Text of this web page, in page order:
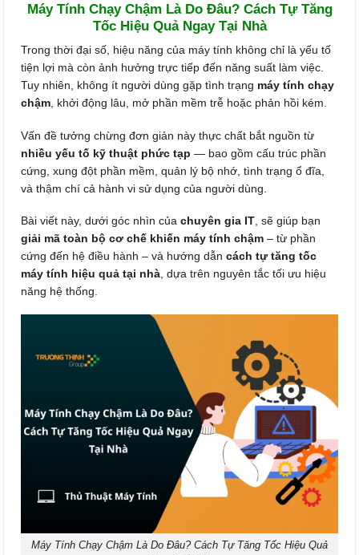
Máy Tính Chạy Chậm Là Do Đâu? Cách Tự Tăng
Tốc Hiệu Quả Ngay Tại Nhà
Trong thời đại số, hiệu năng của máy tính không chỉ là yếu tố
tiện lợi mà còn ảnh hưởng trực tiếp đến năng suất làm việc.
Tuy nhiên, không ít người dùng gặp tình trạng máy tính chạy
chậm, khởi động lâu, mở phần mềm trễ hoặc phản hồi kém.
Vấn đề tưởng chừng đơn giản này thực chất bắt nguồn từ
nhiều yếu tố kỹ thuật phức tạp — bao gồm cấu trúc phần
cứng, xung đột phần mềm, quản lý bộ nhớ, tình trạng ổ đĩa,
và thậm chí cả hành vi sử dụng của người dùng.
Bài viết này, dưới góc nhìn của chuyên gia IT , sẽ giúp bạn
giải mã toàn bộ cơ chế khiến máy tính chậm – từ phần
cứng đến hệ điều hành – và hướng dẫn cách tự tăng tốc
máy tính hiệu quả tại nhà , dựa trên nguyên tắc tối ưu hiệu
năng hệ thống.
Máy Tính Chạy Chậm Là Do Đâu? Cách Tự Tăng Tốc Hiệu Quả